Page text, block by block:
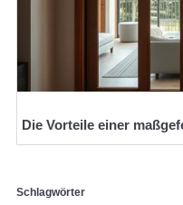
Die Vorteile einer
Schlagwörter